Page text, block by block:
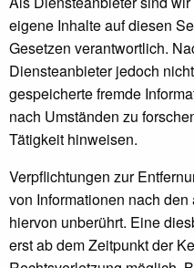
eigene Inhalte auf diesen
Gesetzen verantwortlich.
Diensteanbieter jedoch
gespeicherte fremde
nach Umständen zu
Tätigkeit hinweisen.
Verpflichtungen zur
von Informationen nach
hiervon unberührt. Eine
erst ab dem Zeitpunkt der